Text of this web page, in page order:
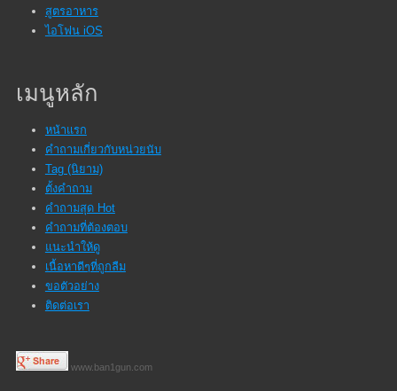
สูตรอาหาร
ไอโฟน iOS
เมนูหลัก
หน้าแรก
คำถามเกี่ยวกับหน่วยนับ
Tag (นิยาม)
ตั้งคำถาม
คำถามสุด Hot
คำถามที่ต้องตอบ
แนะนำให้ดู
เนื้อหาดีๆที่ถูกลืม
ขอตัวอย่าง
ติดต่อเรา
www.ban1gun.com